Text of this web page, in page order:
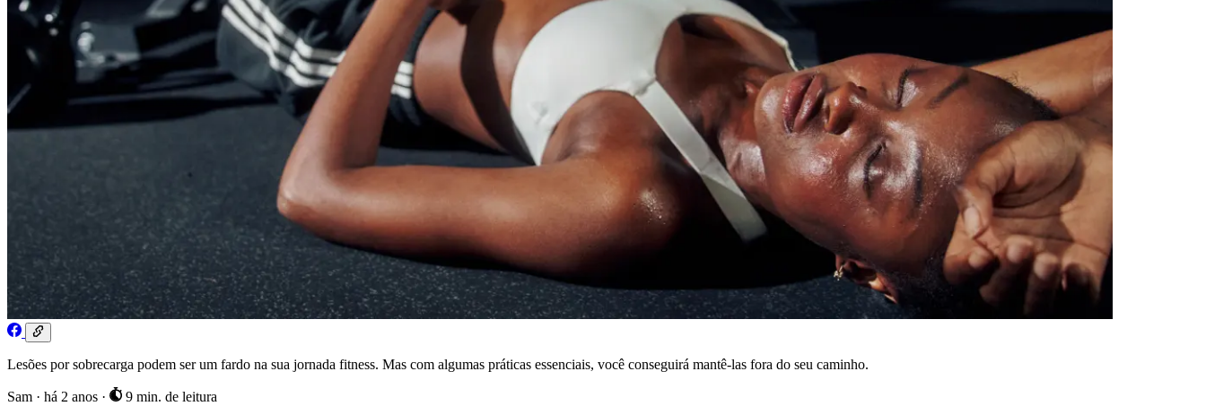
Lesões por sobrecarga podem ser um fardo na sua jornada fitness. Mas com algumas práticas essenciais, você conseguirá mantê-las fora do seu caminho.
Sam · há 2 anos · 9 min. de leitura